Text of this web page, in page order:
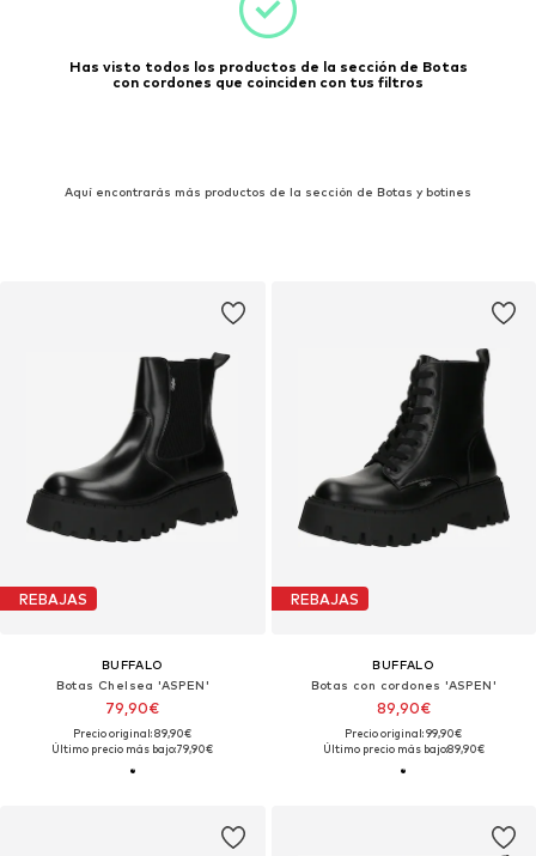
Has visto todos los productos de la sección de Botas
con cordones que coinciden con tus filtros
Aquí encontrarás más productos de la sección de Botas y botines
REBAJAS
BUFFALO
Botas Chelsea 'ASPEN'
79,90€
Precio original: 89,90€
Último precio más bajo:79,90€
REBAJAS
BUFFALO
Botas con cordones 'ASPEN'
89,90€
Precio original: 99,90€
Último precio más bajo:89,90€